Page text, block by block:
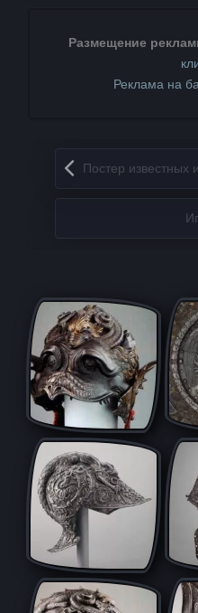
Размещение
Реклама на
Запись навигация
Постер известных